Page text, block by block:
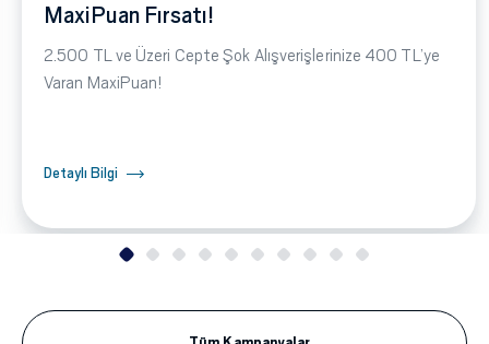
MaxiPuan Fırsatı!
2.500 TL ve Üzeri Cepte Şok Alışverişlerinize 400 TL’ye
Varan MaxiPuan!
Detaylı Bilgi